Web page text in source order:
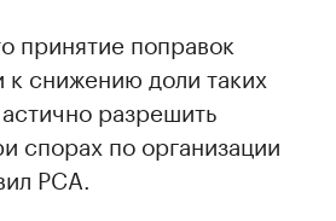
принятие поправок
к снижению доли таких
разрешить
спорах по организации
РСА.